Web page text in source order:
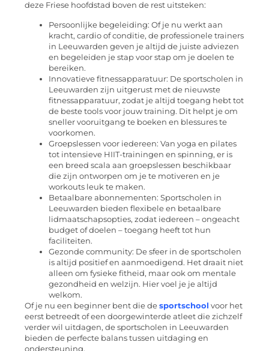
deze Friese hoofdstad boven de rest uitsteken:
Persoonlijke begeleiding: Of je nu werkt aan
kracht, cardio of conditie, de professionele trainers
in Leeuwarden geven je altijd de juiste adviezen
en begeleiden je stap voor stap om je doelen te
bereiken.
Innovatieve fitnessapparatuur: De sportscholen in
Leeuwarden zijn uitgerust met de nieuwste
fitnessapparatuur, zodat je altijd toegang hebt tot
de beste tools voor jouw training. Dit helpt je om
sneller vooruitgang te boeken en blessures te
voorkomen.
Groepslessen voor iedereen: Van yoga en pilates
tot intensieve HIIT-trainingen en spinning, er is
een breed scala aan groepslessen beschikbaar
die zijn ontworpen om je te motiveren en je
workouts leuk te maken.
Betaalbare abonnementen: Sportscholen in
Leeuwarden bieden flexibele en betaalbare
lidmaatschapsopties, zodat iedereen – ongeacht
budget of doelen – toegang heeft tot hun
faciliteiten.
Gezonde community: De sfeer in de sportscholen
is altijd positief en aanmoedigend. Het draait niet
alleen om fysieke fitheid, maar ook om mentale
gezondheid en welzijn. Hier voel je je altijd
welkom.
Of je nu een beginner bent die de sportschool voor het
eerst betreedt of een doorgewinterde atleet die zichzelf
verder wil uitdagen, de sportscholen in Leeuwarden
bieden de perfecte balans tussen uitdaging en
ondersteuning.